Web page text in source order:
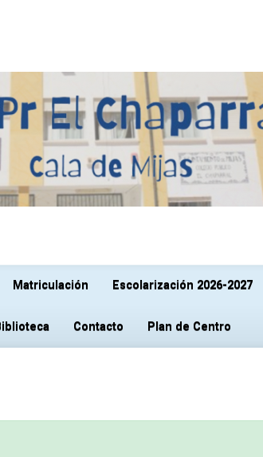
Matriculación Escolarización 2026-2027
Contacto Plan de Centro